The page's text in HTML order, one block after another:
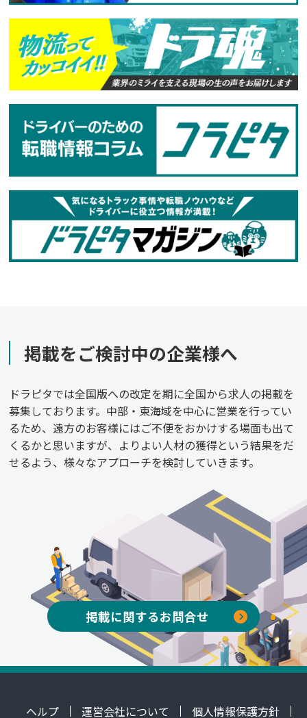
掲載をご検討中の企業様へ
ドラピタでは全国版への改定を期に全国から求人の掲載を
募集しております。中部・東海域を中心に営業を行ってい
るため、遠方のお客様にはご不便をおかけする場面も出て
くるかと思いますが、よりよい人材の獲得という結果をだ
せるよう、様々なアプローチを検討していきます。
掲載に関するお問合せ
ヘルプ 運営会社について 個人情報保護方針